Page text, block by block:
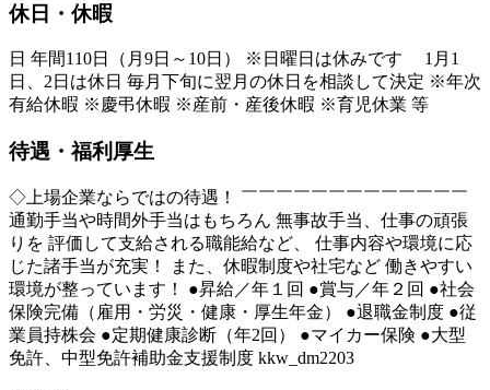
休日・休暇
日 年間110日（月9日～10日） ※日曜日は休みです 1月1
日、2日は休日 毎月下旬に翌月の休日を相談して決定 ※年次
有給休暇 ※慶弔休暇 ※産前・産後休暇 ※育児休業 等
待遇・福利厚生
◇上場企業ならではの待遇！ ￣￣￣￣￣￣￣￣￣￣￣￣￣
通勤手当や時間外手当はもちろん 無事故手当、仕事の頑張
りを 評価して支給される職能給など、 仕事内容や環境に応
じた諸手当が充実！ また、休暇制度や社宅など 働きやすい
環境が整っています！ ●昇給／年１回 ●賞与／年２回 ●社会
保険完備（雇用・労災・健康・厚生年金） ●退職金制度 ●従
業員持株会 ●定期健康診断（年2回） ●マイカー保険 ●大型
免許、中型免許補助金支援制度 kkw_dm2203